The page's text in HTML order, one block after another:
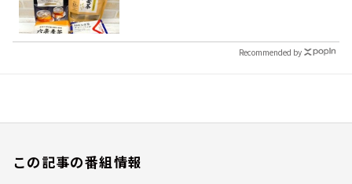
Recommended by
この記事の番組情報